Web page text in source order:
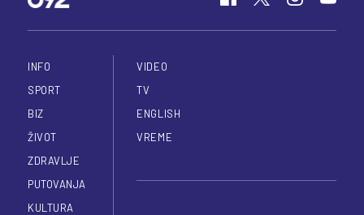
INFO
SPORT
BIZ
ŽIVOT
ZDRAVLJE
PUTOVANJA
KULTURA
VIDEO
TV
ENGLISH
VREME